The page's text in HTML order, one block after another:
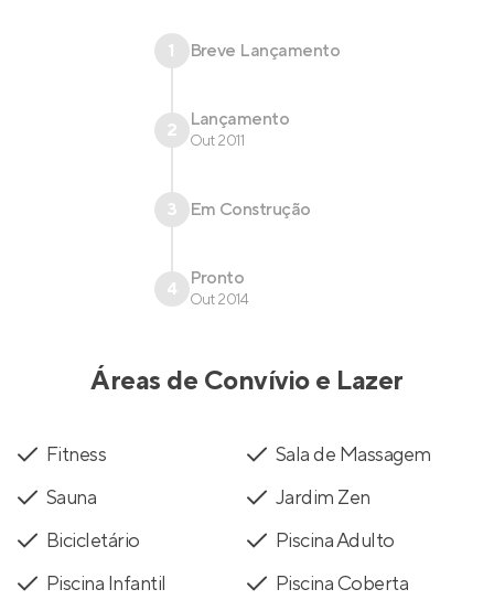
1 Breve Lançamento
2 Lançamento
Out 2011
3 Em Construção
4 Pronto
Out 2014
Áreas de Convívio e Lazer
Fitness
Sala de Massagem
Sauna
Jardim Zen
Bicicletário
Piscina Adulto
Piscina Infantil
Piscina Coberta